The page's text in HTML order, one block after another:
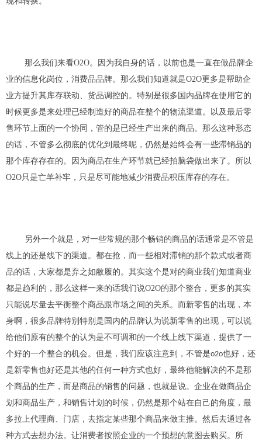
那么我们来看O2O。因为我自身的话，以前也是一直在做品牌企
业的信息化岗位， 消费品品牌。那么我们知道就是O2O更多是帮助企
业方提升其库存联动、货品调控的。 特别是很多国内品牌在使用它的
时候更多是来处理已经制造好的商品在整个的物流渠道。以及最后零
售环节上面的一个协同 ，管的是已经生产出来的商品。 那么这种形态
的话，不管多么彻底的优化到最终呢，仍然是始终会有一些滞销品的
那个库存存在的。
因为商品在生产环节就已经拍脑袋做出来了。所以
O2O只是亡羊补牢，只是尽可能地减少消费品积压库存的存在。
另外一个就是 ， 对一些常规的那个畅销的商品的话通常是不管是
线上的还是线下的渠道。都在抢，而一些相对滞销的那个款式或者商
品的话，大家都是弃之如敝履的。其实这个是对的商业我们知道商业
都是趋利的，那么这样一来的话我们说O2O的那个整合 ， 更多的其实
只能说尽量去平衡整个商品跟市场之间的关系。 而 新零售的出现 ， 本
身啊，很多品牌特别特别是国内的品牌认为说新零售的出现 ， 可以说
给他们原有的整个的认为是不可调和的一个线上线下渠道 ， 提供了一
个好的一个整合的机会。但是 ， 我们应该注意到，不管是o2o也好，还
是新零售也好还是其他的任何一种方式也好，最终他能解决的不是那
个商品的生产，而是商品的销售的问题，也就是说。企业在做商品企
划和商品生产，和销售计划的时候，仍然是那个站在自己的角度 ，最
多拉上代理商、门店，去指定某些那个商品来做主推。然后去通过各
种方式去想办法。让消费者按照企业的一个预想的意图去购买。 所